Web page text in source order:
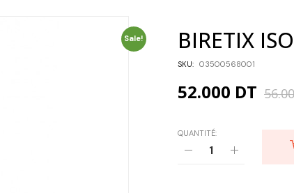
Sale! BIRETIX
SKU: 03500568001
52.000 DT
QUANTITÉ: